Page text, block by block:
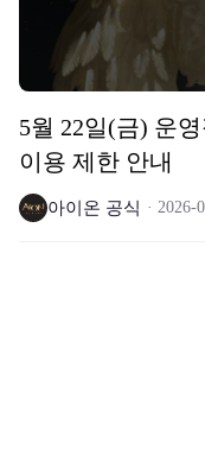
5월 22일(금) 운
이용 제한 안내
아이온 공식 2026-